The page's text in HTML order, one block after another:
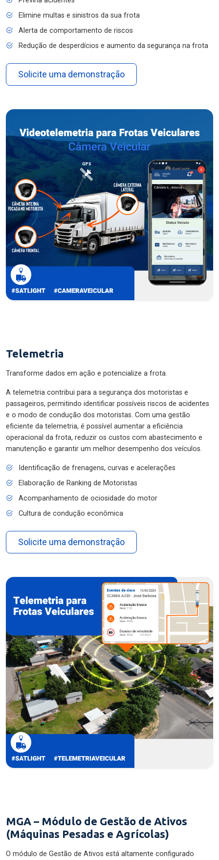
Elimine multas e sinistros da sua frota
Alerta de comportamento de riscos
Redução de desperdícios e aumento da segurança na frota
Solicite uma demonstração
Telemetria
Transforme dados em ação e potencialize a frota.
A telemetria contribui para a segurança dos motoristas e
passageiros, permitindo identificar possíveis riscos de acidentes
e o modo de condução dos motoristas. Com uma gestão
eficiente da telemetria, é possível aumentar a eficiência
operacional da frota, reduzir os custos com abastecimento e
manutenção e garantir um melhor desempenho dos veículos.
Identificação de frenagens, curvas e acelerações
Elaboração de Ranking de Motoristas
Acompanhamento de ociosidade do motor
Cultura de condução econômica
Solicite uma demonstração
MGA – Módulo de Gestão de Ativos
(Máquinas Pesadas e Agrícolas)
O módulo de Gestão de Ativos está altamente configurado